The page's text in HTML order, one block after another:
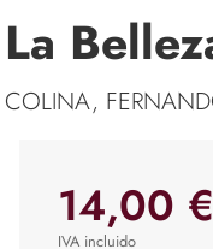
La
COLINA,
14,00 €
IVA incluido